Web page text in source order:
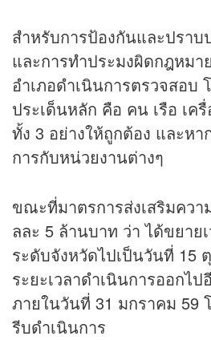
สำหรับการป้องกันและปรา
และการทำประมงผิดกฎหมา
อำเภอดำเนินการตรวจสอบ
ประเด็นหลัก คือ คน เรือ เค
ทั้ง 3 อย่างให้ถูกต้อง และห
การกับหน่วยงานต่างๆ
ขณะที่มาตรการส่งเสริมคว
ลละ 5 ล้านบาท ว่า ได้ขยาย
ระดับจังหวัดไปเป็นวันที่ 15
ระยะเวลาดำเนินการออกไ
ภายในวันที่ 31 มกราคม 59
รีบดำเนินการ